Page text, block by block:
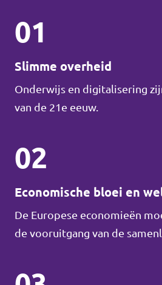
01
Slimme overheid
Onderwijs en digitalisering
van de 21e eeuw.
02
Economische bloei en
De Europese economieën
de vooruitgang van de